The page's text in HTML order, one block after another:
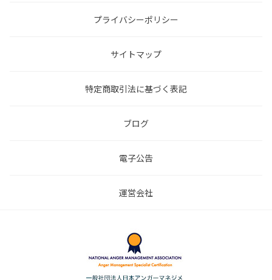
プライバシーポリシー
サイトマップ
特定商取引法に基づく表記
ブログ
電子公告
運営会社